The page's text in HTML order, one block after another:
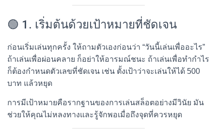
🟢 1. เริ่มต้นด้วยเป้าหมายที่ชัดเจน
ก่อนเริ่มเล่นทุกครั้ง ให้ถามตัวเองก่อนว่า “วันนี้เล่นเพื่ออะไร”
ถ้าเล่นเพื่อผ่อนคลาย ก็อย่าให้อารมณ์ชนะ ถ้าเล่นเพื่อทำกำไร
ก็ต้องกำหนดตัวเลขที่ชัดเจน เช่น ตั้งเป้าว่าจะเล่นให้ได้ 500
บาท แล้วหยุด
การมีเป้าหมายคือรากฐานของการเล่นสล็อตอย่างมีวินัย มัน
ช่วยให้คุณไม่หลงทางและรู้จักพอเมื่อถึงจุดที่ควรหยุด